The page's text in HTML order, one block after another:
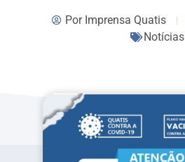
PorImprensa Quatis
Notícias